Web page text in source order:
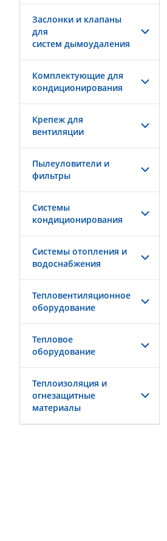
Заслонки и клапаны
для
систем дымоудаления
Комплектующие для
кондиционирования
Крепеж для
вентиляции
Пылеуловители и
фильтры
Системы
кондиционирования
Системы отопления и
водоснабжения
Тепловентиляционное
оборудование
Тепловое
оборудование
Теплоизоляция и
огнезащитные
материалы